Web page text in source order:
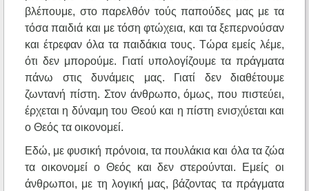
βλέπουμε, στο παρελθόν τούς παπούδες μας με τα
τόσα παιδιά και με τόση φτώχεια, και τα ξεπερνούσαν
και έτρεφαν όλα τα παιδάκια τους. Τώρα εμείς λέμε,
ότι δεν μπορούμε. Γιατί υπολογίζουμε τα πράγματα
πάνω στις δυνάμεις μας. Γιατί δεν διαθέτουμε
ζωντανή πίστη. Στον άνθρωπο, όμως, που πιστεύει,
έρχεται η δύναμη του Θεού και η πίστη ενισχύεται και
ο Θεός τα οικονομεί.
Εδώ, με φυσική πρόνοια, τα πουλάκια και όλα τα ζώα
τα οικονομεί ο Θεός και δεν στερούνται. Εμείς οι
άνθρωποι, με τη λογική μας, βάζοντας τα πράγματα